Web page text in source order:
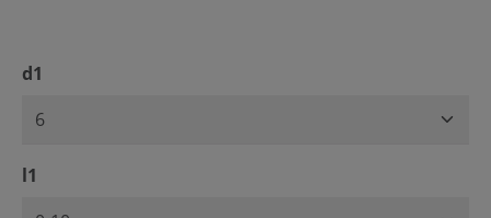
d1
l1